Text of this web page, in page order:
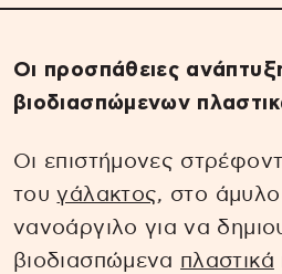
Οι προσπάθειες
βιοδιασπώμενων
Οι επιστήμονες
τουγάλακτος, στο άμυλο
νανοάργιλο για να
βιοδιασπώμενα πλαστικά